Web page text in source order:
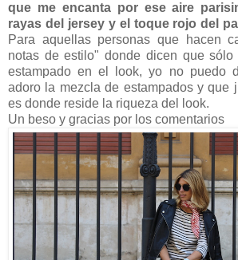
que me encanta por ese aire
rayas del jersey y el toque rojo del
Para aquellas personas que hacen
notas de estilo" donde dicen que
estampado en el look, yo no puedo
adoro la mezcla de estampados y que
es donde reside la riqueza del look.
Un beso y gracias por los comentarios